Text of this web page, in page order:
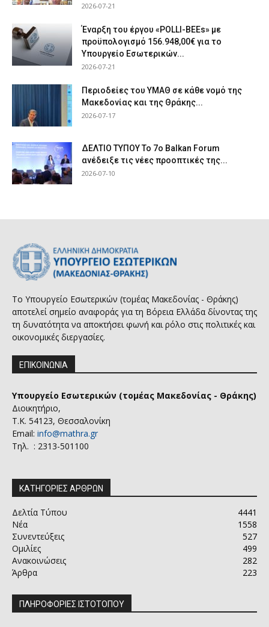
2026-07-21
Έναρξη του έργου «POLLI-BEEs» με
προϋπολογισμό 156.948,00€ για το
Υπουργείο Εσωτερικών...
2026-07-21
Περιοδείες του ΥΜΑΘ σε κάθε νομό της
Μακεδονίας και της Θράκης...
2026-07-17
ΔΕΛΤΙΟ ΤΥΠΟΥ Το 7ο Balkan Forum
ανέδειξε τις νέες προοπτικές της...
2026-07-10
Το Υπουργείο Εσωτερικών (τομέας Μακεδονίας - Θράκης)
αποτελεί σημείο αναφοράς για τη Βόρεια Ελλάδα δίνοντας της
τη δυνατότητα να αποκτήσει φωνή και ρόλο στις πολιτικές και
οικονομικές διεργασίες.
ΕΠΙΚΟΙΝΩΝΙΑ
Υπουργείο Εσωτερικών (τομέας Μακεδονίας - Θράκης)
Διοικητήριο,
Τ.Κ. 54123, Θεσσαλονίκη
Email: info@mathra.gr
Τηλ. : 2313-501100
ΚΑΤΗΓΟΡΙΕΣ ΑΡΘΡΩΝ
Δελτία Τύπου
4441
Νέα
1558
Συνεντεύξεις
527
Ομιλίες
499
Ανακοινώσεις
282
Άρθρα
223
ΠΛΗΡΟΦΟΡΙΕΣ ΙΣΤΟΤΟΠΟΥ